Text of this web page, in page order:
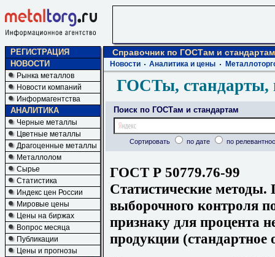
РЕГИСТРАЦИЯ
НОВОСТИ
Рынка металлов
Новости компаний
Информагентства
АНАЛИТИКА
Черные металлы
Цветные металлы
Драгоценные металлы
Металлолом
Сырье
Статистика
Индекс цен России
Мировые цены
Цены на биржах
Вопрос месяца
Публикации
Цены и прогнозы
Справочник по ГОСТам и стандартам
Новости Аналитика и цены
ГОСТы, стандарты,
Поиск по ГОСТам и стандартам
Сортировать по дате по
ГОСТ Р 50779.76-99
Статистические
выборочного контроля
признаку для процента
продукции (стандартное